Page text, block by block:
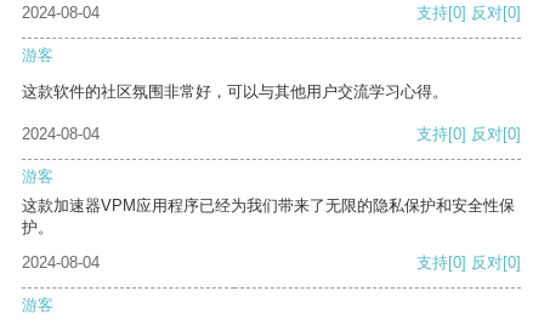
2024-08-04 支持[0] 反对[0]
游客
这款软件的社区氛围非常好，可以与其他用户交流学习心得。
2024-08-04 支持[0] 反对[0]
游客
这款加速器VPM应用程序已经为我们带来了无限的隐私保护和安全性保
护。
2024-08-04
支持[0] 反对[0]
游客